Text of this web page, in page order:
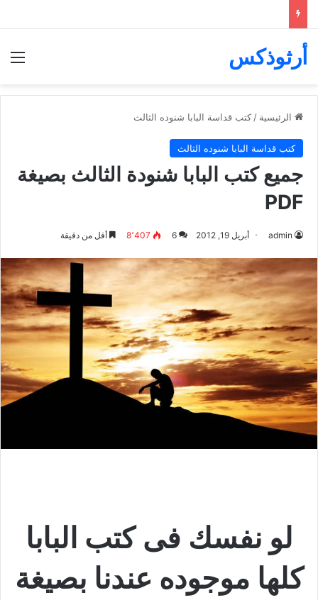
أرثوذكس
الرئيسية / كتب قداسة البابا شنوده الثالث
كتب قداسة البابا شنوده الثالث
جميع كتب البابا شنودة الثالث بصيغة
PDF
admin أبريل 19, 2012 6 8٬407 أقل من دقيقة
لو نفسك فى كتب البابا
كلها موجوده عندنا بصيغة